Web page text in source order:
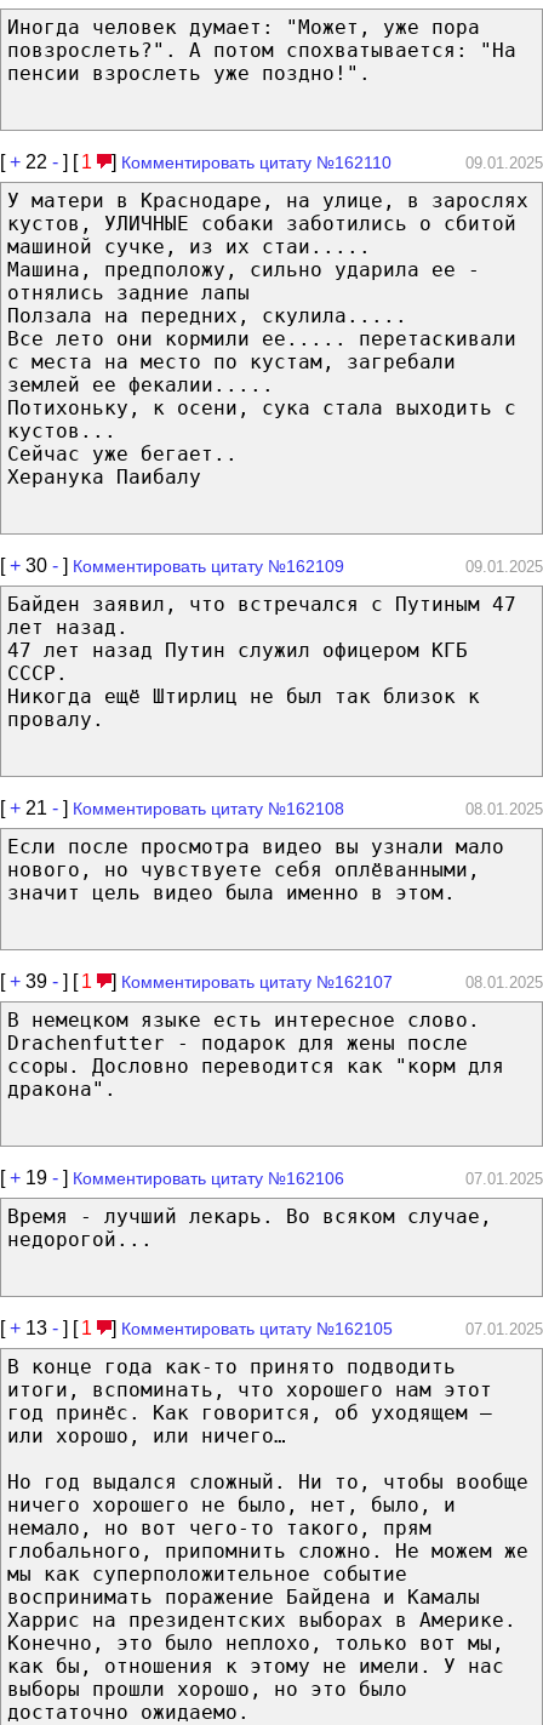
Иногда человек думает: "Может, уже пора
повзрослеть?". А потом спохватывается: "На
пенсии взрослеть уже поздно!".
[+ 22 - ] [ 1 ] Комментировать цитату №162110 09.01.2025
У матери в Краснодаре, на улице, в зарослях
кустов, УЛИЧНЫЕ собаки заботились о сбитой
машиной сучке, из их стаи.....
Машина, предположу, сильно ударила ее -
отнялись задние лапы
Ползала на передних, скулила.....
Все лето они кормили ее..... перетаскивали
с места на место по кустам, загребали
землей ее фекалии.....
Потихоньку, к осени, сука стала выходить с
кустов...
Сейчас уже бегает..
Херанука Паибалу
[+ 30 - ] Комментировать цитату №162109 09.01.2025
Байден заявил, что встречался с Путиным 47
лет назад.
47 лет назад Путин служил офицером КГБ
СССР.
Никогда ещё Штирлиц не был так близок к
провалу.
[+ 21 - ] Комментировать цитату №162108 08.01.2025
Если после просмотра видео вы узнали мало
нового, но чувствуете себя оплёванными,
значит цель видео была именно в этом.
[+ 39 - ] [ 1 ] Комментировать цитату №162107 08.01.2025
В немецком языке есть интересное слово.
Drachenfutter - подарок для жены после
ссоры. Дословно переводится как "корм для
дракона".
[+ 19 - ] Комментировать цитату №162106 07.01.2025
Время - лучший лекарь. Во всяком случае,
недорогой...
[+ 13 - ] [ 1 ] Комментировать цитату №162105 07.01.2025
В конце года как-то принято подводить
итоги, вспоминать, что хорошего нам этот
год принёс. Как говорится, об уходящем –
или хорошо, или ничего…
Но год выдался сложный. Ни то, чтобы вообще
ничего хорошего не было, нет, было, и
немало, но вот чего-то такого, прям
глобального, припомнить сложно. Не можем же
мы как суперположительное событие
воспринимать поражение Байдена и Камалы
Харрис на президентских выборах в Америке.
Конечно, это было неплохо, только вот мы,
как бы, отношения к этому не имели. У нас
выборы прошли хорошо, но это было
достаточно ожидаемо.